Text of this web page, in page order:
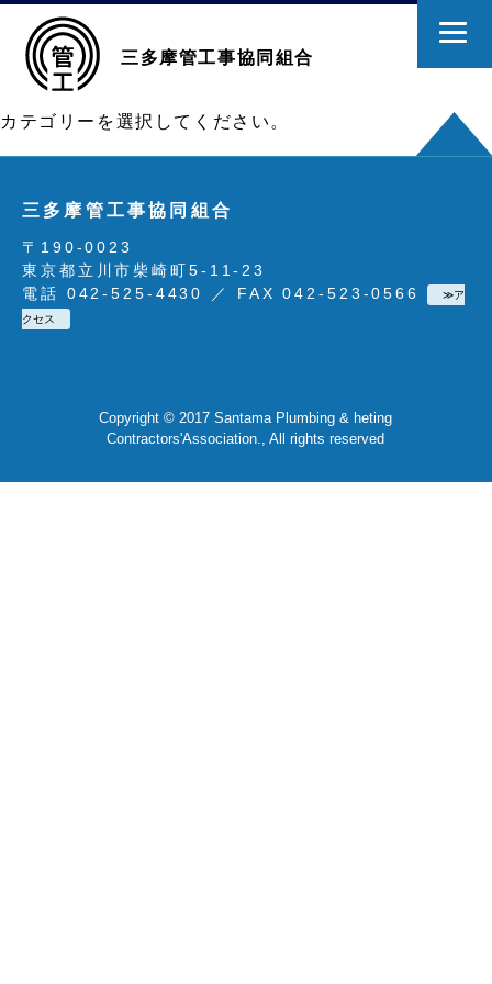
三多摩管工事協同組合
カテゴリーを選択してください。
三多摩管工事協同組合
〒190-0023
東京都立川市柴崎町5-11-23
電話 042-525-4430 ／ FAX 042-523-0566
≫ア
クセス
Copyright © 2017 Santama Plumbing & heting
Contractors'Association., All rights reserved